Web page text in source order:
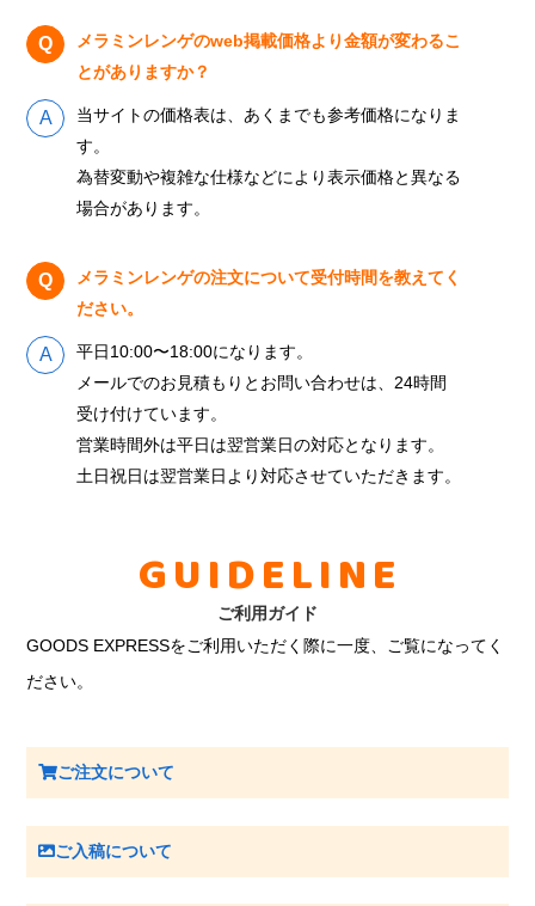
メラミンレンゲのweb掲載価格より金額が変わるこ
とがありますか？
当サイトの価格表は、あくまでも参考価格になりま
す。
為替変動や複雑な仕様などにより表示価格と異なる
場合があります。
メラミンレンゲの注文について受付時間を教えてく
ださい。
平日10:00〜18:00になります。
メールでのお見積もりとお問い合わせは、24時間
受け付けています。
営業時間外は平日は翌営業日の対応となります。
土日祝日は翌営業日より対応させていただきます。
GUIDELINE
ご利用ガイド
GOODS EXPRESSをご利用いただく際に一度、ご覧になってく
ださい。
ご注文について
ご入稿について